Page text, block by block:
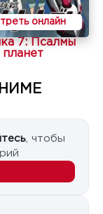
онлайн
7: Псалмы
планет
, чтобы